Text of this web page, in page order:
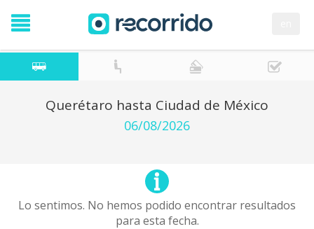
Querétaro hasta Ciudad de México
06/08/2026
Lo sentimos. No hemos podido encontrar resultados
para esta fecha.